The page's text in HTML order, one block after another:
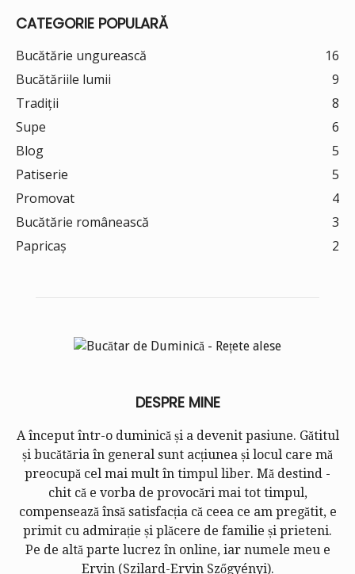
CATEGORIE POPULARĂ
Bucătărie ungurească
16
Bucătăriile lumii
9
Tradiții
8
Supe
6
Blog
5
Patiserie
5
Promovat
4
Bucătărie românească
3
Papricaș
2
DESPRE MINE
A început într-o duminică și a devenit pasiune. Gătitul
și bucătăria în general sunt acțiunea și locul care mă
preocupă cel mai mult în timpul liber. Mă destind -
chit că e vorba de provocări mai tot timpul,
compensează însă satisfacția că ceea ce am pregătit, e
primit cu admirație și plăcere de familie și prieteni.
Pe de altă parte lucrez în online, iar numele meu e
Ervin (Szilard-Ervin Szőgyényi).